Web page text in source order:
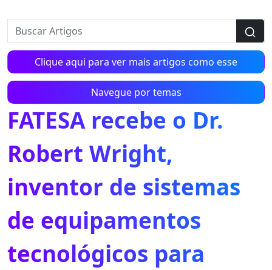
Clique aqui para ver mais artigos como esse
Navegue por temas
FATESA recebe o Dr.
Robert Wright,
inventor de sistemas
de equipamentos
tecnológicos para